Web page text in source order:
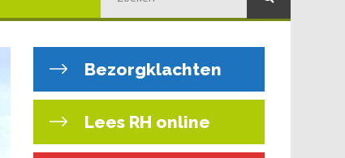
Bezorgklachten
Lees RH online